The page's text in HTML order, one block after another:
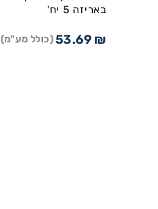
באריזה 5 יח'
53.69 ₪ (כולל מע"מ)